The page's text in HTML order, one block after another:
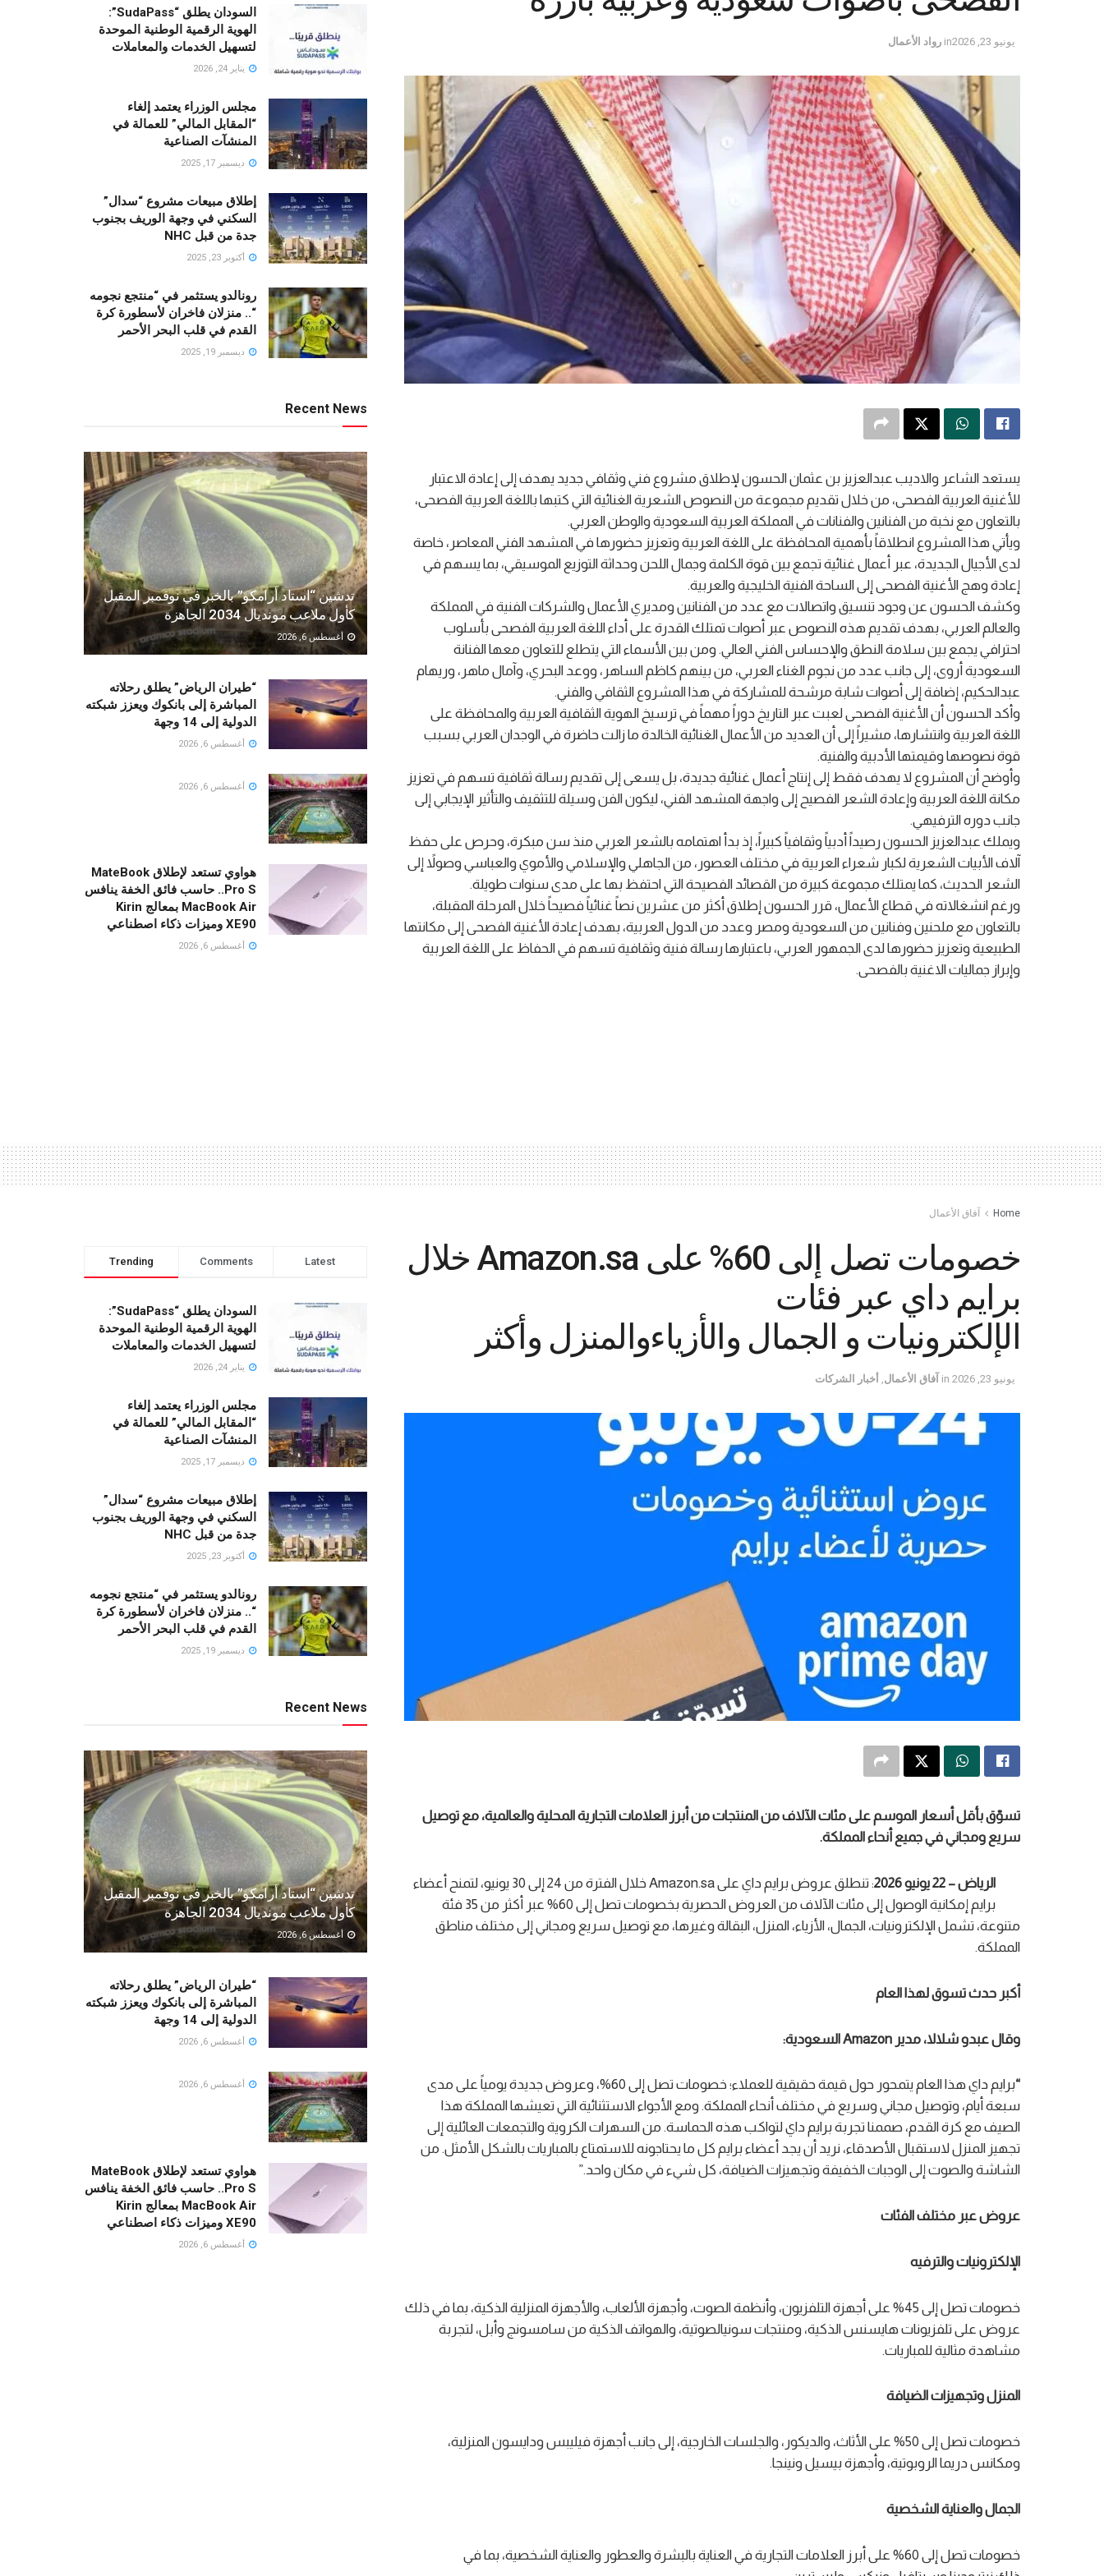
يونيو 23, 2026 in رواد الأعمال
يستعد الشاعر والاديب عبدالعزيز بن عثمان الحسون لإطلاق مشروع فني وثقافي جديد يهدف إلى إعادة الاعتبار
للأغنية العربية الفصحى، من خلال تقديم مجموعة من النصوص الشعرية الغنائية التي كتبها باللغة العربية الفصحى،
بالتعاون مع نخبة من الفنانين والفنانات في المملكة العربية السعودية والوطن العربي.
ويأتي هذا المشروع انطلاقاً بأهمية المحافظة على اللغة العربية وتعزيز حضورها في المشهد الفني المعاصر، خاصة
لدى الأجيال الجديدة، عبر أعمال غنائية تجمع بين قوة الكلمة وجمال اللحن وحداثة التوزيع الموسيقي، بما يسهم في
إعادة وهج الأغنية الفصحى إلى الساحة الفنية الخليجية والعربية.
وكشف الحسون عن وجود تنسيق واتصالات مع عدد من الفنانين ومديري الأعمال والشركات الفنية في المملكة
والعالم العربي، بهدف تقديم هذه النصوص عبر أصوات تمتلك القدرة على أداء اللغة العربية الفصحى بأسلوب
احترافي يجمع بين سلامة النطق والإحساس الفني العالي. ومن بين الأسماء التي يتطلع للتعاون معها الفنانة
السعودية أروى، إلى جانب عدد من نجوم الغناء العربي، من بينهم كاظم الساهر، ووعد البحري، وآمال ماهر، وريهام
عبدالحكيم، إضافة إلى أصوات شابة مرشحة للمشاركة في هذا المشروع الثقافي والفني.
وأكد الحسون أن الأغنية الفصحى لعبت عبر التاريخ دوراً مهماً في ترسيخ الهوية الثقافية العربية والمحافظة على
اللغة العربية وانتشارها، مشيراً إلى أن العديد من الأعمال الغنائية الخالدة ما زالت حاضرة في الوجدان العربي بسبب
قوة نصوصها وقيمتها الأدبية والفنية.
وأوضح أن المشروع لا يهدف فقط إلى إنتاج أعمال غنائية جديدة، بل يسعى إلى تقديم رسالة ثقافية تسهم في تعزيز
مكانة اللغة العربية وإعادة الشعر الفصيح إلى واجهة المشهد الفني، ليكون الفن وسيلة للتثقيف والتأثير الإيجابي إلى
جانب دوره الترفيهي.
ويملك عبدالعزيز الحسون رصيداً أدبياً وثقافياً كبيراً، إذ بدأ اهتمامه بالشعر العربي منذ سن مبكرة، وحرص على حفظ
آلاف الأبيات الشعرية لكبار شعراء العربية في مختلف العصور، من الجاهلي والإسلامي والأموي والعباسي وصولاً إلى
الشعر الحديث، كما يمتلك مجموعة كبيرة من القصائد الفصيحة التي احتفظ بها على مدى سنوات طويلة.
ورغم انشغالاته في قطاع الأعمال، قرر الحسون إطلاق أكثر من عشرين نصاً غنائياً فصيحاً خلال المرحلة المقبلة،
بالتعاون مع ملحنين وفنانين من السعودية ومصر وعدد من الدول العربية، بهدف إعادة الأغنية الفصحى إلى مكانتها
الطبيعية وتعزيز حضورها لدى الجمهور العربي، باعتبارها رسالة فنية وثقافية تسهم في الحفاظ على اللغة العربية
وإبراز جماليات الاغنية بالفصحى.
السودان يطلق “SudaPass”:
الهوية الرقمية الوطنية الموحدة
لتسهيل الخدمات والمعاملات
يناير 24, 2026
مجلس الوزراء يعتمد إلغاء
“المقابل المالي” للعمالة في
المنشآت الصناعية
ديسمبر 17, 2025
إطلاق مبيعات مشروع “سدال”
السكني في وجهة الوريف بجنوب
جدة من قبل NHC
أكتوبر 23, 2025
رونالدو يستثمر في “منتجع نجومه
“.. منزلان فاخران لأسطورة كرة
القدم في قلب البحر الأحمر
ديسمبر 19, 2025
Recent News
تدشين “استاد أرامكو” بالخبر في نوفمبر المقبل
كأول ملاعب مونديال 2034 الجاهزة
أغسطس 6, 2026
“طيران الرياض” يطلق رحلاته
المباشرة إلى بانكوك ويعزز شبكته
الدولية إلى 14 وجهة
أغسطس 6, 2026
أغسطس 6, 2026
هواوي تستعد لإطلاق MateBook
Pro S.. حاسب فائق الخفة ينافس
MacBook Air بمعالج Kirin
XE90 وميزات ذكاء اصطناعي
أغسطس 6, 2026
Home آفاق الأعمال
خصومات تصل إلى 60% على Amazon.sa خلال
برايم داي عبر فئات
الإلكترونيات و الجمال والأزياءوالمنزل وأكثر
يونيو 23, 2026 in آفاق الأعمال, أخبار الشركات
تسوّق بأقل أسعار الموسم على مئات الآلاف من المنتجات من أبرز العلامات التجارية المحلية والعالمية، مع توصيل
سريع ومجاني في جميع أنحاء المملكة.
الرياض – 22 يونيو 2026
: تنطلق عروض برايم داي على Amazon.sa خلال الفترة من 24 إلى 30 يونيو، لتمنح أعضاء
برايم إمكانية الوصول إلى مئات الآلاف من العروض الحصرية بخصومات تصل إلى 60% عبر أكثر من 35 فئة
متنوعة، تشمل الإلكترونيات، الجمال، الأزياء، المنزل، البقالة وغيرها، مع توصيل سريع ومجاني إلى مختلف مناطق
المملكة.
أكبر حدث تسوق لهذا العام
وقال عبدو شلالا، مدير Amazonالسعودية:
“
برايم داي هذا العام يتمحور حول قيمة حقيقية للعملاء؛ خصومات تصل إلى 60%، وعروض جديدة يومياً على مدى
سبعة أيام، وتوصيل مجاني وسريع في مختلف أنحاء المملكة. ومع الأجواء الاستثنائية التي تعيشها المملكة هذا
الصيف مع كرة القدم، صممنا تجربة برايم داي لتواكب هذه الحماسة. من السهرات الكروية والتجمعات العائلية إلى
تجهيز المنزل لاستقبال الأصدقاء، نريد أن يجد أعضاء برايم كل ما يحتاجونه للاستمتاع بالمباريات بالشكل الأمثل. من
الشاشة والصوت إلى الوجبات الخفيفة وتجهيزات الضيافة، كل شيء في مكان واحد.”
عروض عبر مختلف الفئات
الإلكترونيات والترفيه
خصومات تصل إلى 45% على أجهزة التلفزيون، وأنظمة الصوت، وأجهزة الألعاب، والأجهزة المنزلية الذكية، بما في ذلك
عروض على تلفزيونات هايسنس الذكية، ومنتجات سونيالصوتية، والهواتف الذكية من سامسونج وأبل، لتجربة
مشاهدة مثالية للمباريات.
المنزل وتجهيزات الضيافة
خصومات تصل إلى 50% على الأثاث، والديكور، والجلسات الخارجية، إلى جانب أجهزة فيليبس ودايسون المنزلية،
ومكانس دريما الروبوتية، وأجهزة بيسيل ونينجا.
الجمال والعناية الشخصية
خصومات تصل إلى 60% على أبرز العلامات التجارية في العناية بالبشرة والعطور والعناية الشخصية، بما في
Trending Comments Latest
السودان يطلق “SudaPass”:
الهوية الرقمية الوطنية الموحدة
لتسهيل الخدمات والمعاملات
يناير 24, 2026
مجلس الوزراء يعتمد إلغاء
“المقابل المالي” للعمالة في
المنشآت الصناعية
ديسمبر 17, 2025
إطلاق مبيعات مشروع “سدال”
السكني في وجهة الوريف بجنوب
جدة من قبل NHC
أكتوبر 23, 2025
رونالدو يستثمر في “منتجع نجومه
“.. منزلان فاخران لأسطورة كرة
القدم في قلب البحر الأحمر
ديسمبر 19, 2025
Recent News
تدشين “استاد أرامكو” بالخبر في نوفمبر المقبل
كأول ملاعب مونديال 2034 الجاهزة
أغسطس 6, 2026
“طيران الرياض” يطلق رحلاته
المباشرة إلى بانكوك ويعزز شبكته
الدولية إلى 14 وجهة
أغسطس 6, 2026
أغسطس 6, 2026
هواوي تستعد لإطلاق MateBook
Pro S.. حاسب فائق الخفة ينافس
MacBook Air بمعالج Kirin
XE90 وميزات ذكاء اصطناعي
أغسطس 6, 2026